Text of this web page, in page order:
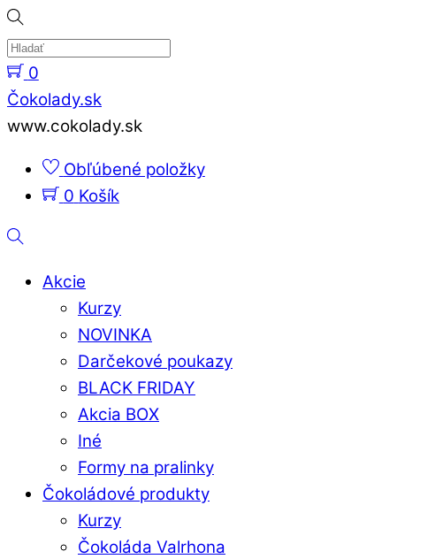
Skip
to
content
0
Menu
Čokolady.sk
www.cokolady.sk
Obľúbené položky
0 Košík
Hladať
Akcie
Kurzy
NOVINKA
Darčekové poukazy
BLACK FRIDAY
Akcia BOX
Iné
Formy na pralinky
Čokoládové produkty
Kurzy
Čokoláda Valrhona